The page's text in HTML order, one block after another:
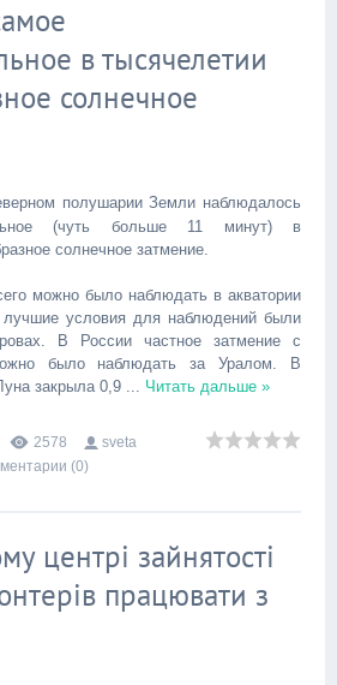
в тысячелетии
солнечное
полушарии Земли наблюдалось
(чуть больше 11 минут) в
солнечное затмение.
можно было наблюдать в акватории
лучшие условия для наблюдений были
В России частное затмение с
было наблюдать за Уралом. В
закрыла 0,9 ... Читать дальше »
2578
sveta
(0)
центрі зайнятості
працювати з